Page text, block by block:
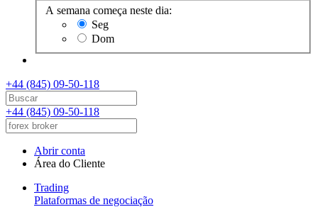
A semana começa neste dia:
Seg
Dom
+44 (845) 09-50-118
+44 (845) 09-50-118
Abrir conta
Área do Cliente
Trading
Plataformas de negociação